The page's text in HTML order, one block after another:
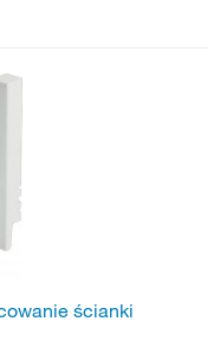
ścianki